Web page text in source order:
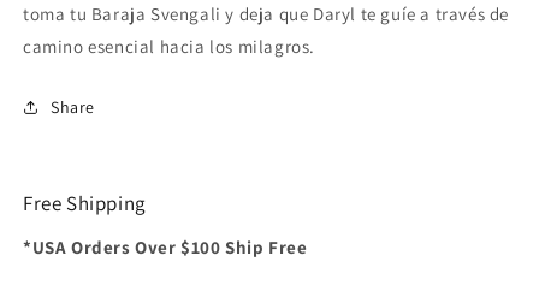
toma tu Baraja Svengali y deja que Daryl te guíe a través de
camino esencial hacia los milagros.
Share
Free Shipping
*USA Orders Over $100 Ship Free